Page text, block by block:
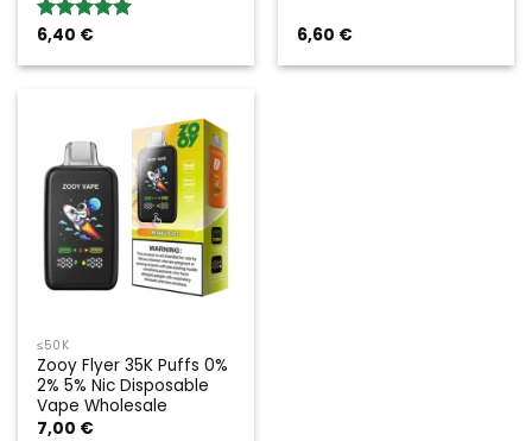
Rated5.00
6,40 € 6,60 €
≤50K
Zooy Flyer 35K Puffs 0%
2% 5% Nic Disposable
Vape Wholesale
7,00 €